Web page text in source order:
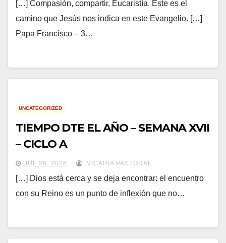
[…] Compasión, compartir, Eucaristía. Este es el
camino que Jesús nos indica en este Evangelio. […]
Papa Francisco – 3…
UNCATEGORIZED
TIEMPO DTE EL AÑO – SEMANA XVII
– CICLO A
JUL 26, 2026 VICARIA PASTORAL
[…] Dios está cerca y se deja encontrar: el encuentro
con su Reino es un punto de inflexión que no…